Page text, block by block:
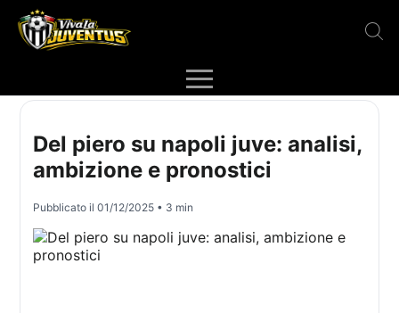
Del piero su napoli juve: analisi,
ambizione e pronostici
Pubblicato il01/12/2025 • 3 min